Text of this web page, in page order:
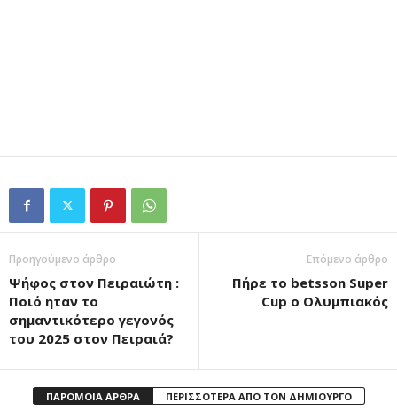
Προηγούμενο άρθρο
Ψήφος στον Πειραιώτη :
Ποιό ηταν το
σημαντικότερο γεγονός
του 2025 στον Πειραιά?
Επόμενο άρθρο
Πήρε το betsson Super
Cup ο Ολυμπιακός
ΠΑΡΟΜΟΙΑ ΑΡΘΡΑ ΠΕΡΙΣΣΟΤΕΡΑ ΑΠΟ ΤΟΝ ΔΗΜΙΟΥΡΓΟ